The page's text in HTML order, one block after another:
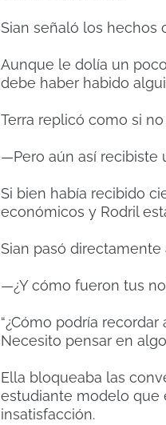
Sian señaló los hechos
Aunque le dolía un
debe haber habido
Terra replicó como si
—Pero aún así recibiste
Si bien había recibido
económicos y Rodril
Sian pasó directamente
—¿Y cómo fueron tus
“¿Cómo podría
Necesito pensar en
Ella bloqueaba las
estudiante modelo que
insatisfacción.